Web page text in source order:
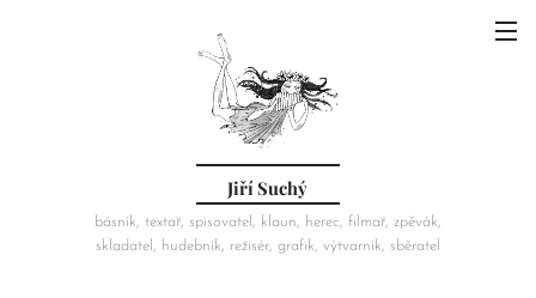
Jiří Suchý
básník, textař, spisovatel, klaun, herec, filmař, zpěvák,
skladatel, hudebník, režisér, grafik, výtvarník, sběratel